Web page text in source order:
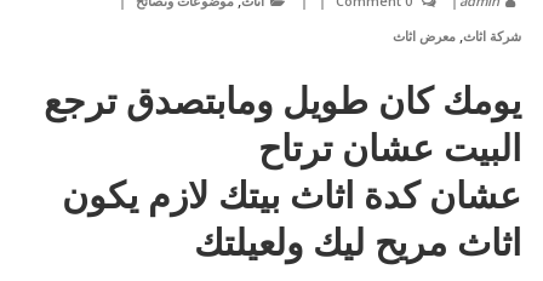
شركة اثاث, معرض اثاث
يومك كان طويل ومابتصدق ترجع
البيت عشان ترتاح
عشان كدة اثاث بيتك لازم يكون
اثاث مريح ليك ولعيلتك